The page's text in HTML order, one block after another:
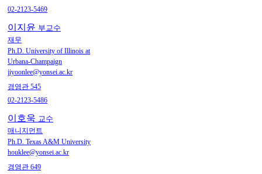
02-2123-5469
이지윤 부교수
재무
Ph.D. University of Illinois at
Urbana-Champaign
jiyoonlee@yonsei.ac.kr
경영관 545
02-2123-5486
이호욱 교수
매니지먼트
Ph.D. Texas A&M University
houklee@yonsei.ac.kr
경영관 649